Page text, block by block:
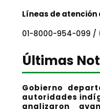
Líneas de
01-8000-954-099 /
Últimas
Gobierno
autoridades
analizaron